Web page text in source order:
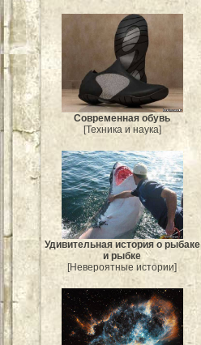
Современная обувь
[Техника и наука]
Удивительная история о рыбаке
и рыбке
[Невероятные истории]